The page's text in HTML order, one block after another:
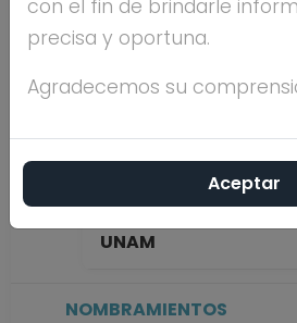
estudios
Antigüedad
UNAM
NOMBRAMIENTOS
con el fin de brindarle
precisa y oportuna.
Agradecemos su
Aceptar